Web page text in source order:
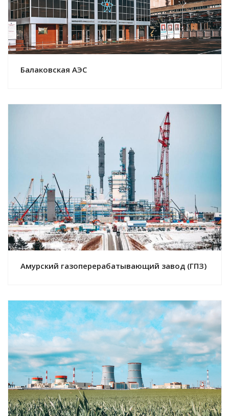
Балаковская АЭС
Смотреть проект
Амурский газоперерабатывающий завод (ГПЗ)
Смотреть проект